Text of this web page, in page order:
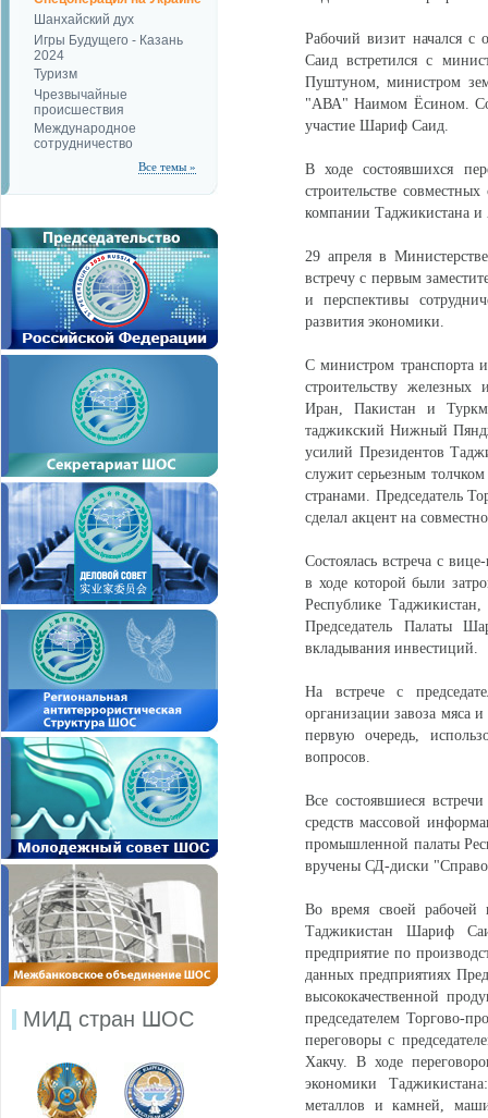
Шанхайский дух
Игры Будущего - Казань
2024
Туризм
Чрезвычайные
происшествия
Международное
сотрудничество
Все темы »
МИД стран ШОС
Рабочий визит начался с
Саид встретился с
Пуштуном, министром
"АВА" Наимом Ёсином.
участие Шариф Саид.
В ходе состоявшихся
строительстве
компании Таджикистана и
29 апреля в
встречу с первым
и перспективы
развития экономики.
С министром транспорта
строительству
Иран, Пакистан и
таджикский Нижный
усилий Президентов
служит серьезным
странами. Председатель
сделал акцент на
Состоялась встреча с
в ходе которой были
Республике
Председатель Палаты
вкладывания инвестиций.
На встрече с
организации завоза мяса
первую очередь,
вопросов.
Все состоявшиеся
средств массовой
промышленной палаты
вручены СД-диски
Во время своей рабочей
Таджикистан Шариф
предприятие по
данных предприятиях
высококачественной
председателем Торгово-
переговоры с
Хакчу. В ходе
экономики
металлов и камней,